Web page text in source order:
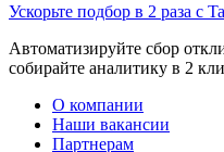
Ускорьте подбор в 2 раза с
Автоматизируйте сбор
собирайте аналитику в 2
О компании
Наши вакансии
Партнерам